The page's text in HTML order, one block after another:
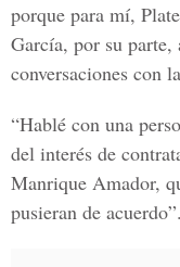
porque para mí,
García, por su parte,
conversaciones con
“Hablé con una
del interés de
Manrique Amador,
pusieran de acuerdo”.